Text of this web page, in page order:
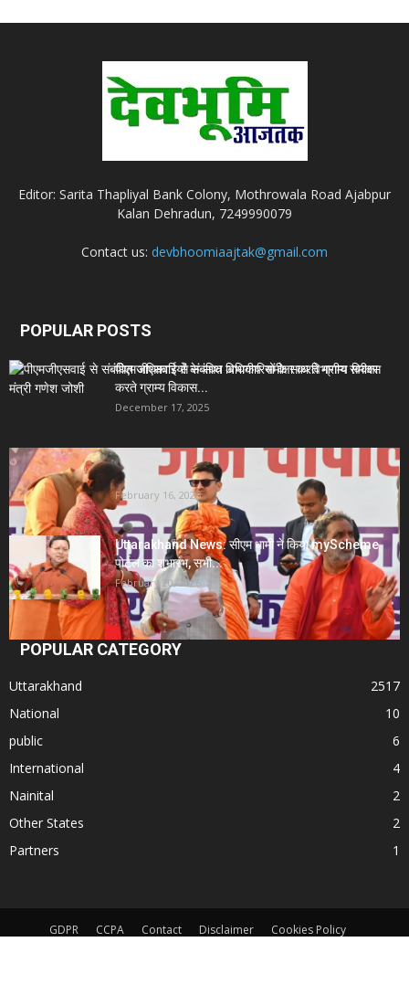
Editor: Sarita Thapliyal Bank Colony, Mothrowala Road Ajabpur
Kalan Dehradun, 7249990079
Contact us: devbhoomiaajtak@gmail.com
POPULAR POSTS
पीएमजीएसवाई से संबंधित अधिकारियों के साथ विभागीय समीक्षा
करते ग्राम्य विकास...
December 17, 2025
Uttarakhand News- सीएम धामी सख्त: जनता की समस्याओं
पर देरी बर्दाश्त...
February 16, 2026
Uttarakhand News: सीएम धामी ने किया myScheme
पोर्टल का शुभारंभ, सभी...
February 20, 2026
POPULAR CATEGORY
Uttarakhand
2517
National
10
public
6
International
4
Nainital
2
Other States
2
Partners
1
GDPR CCPA Contact Disclaimer
Cookies Policy